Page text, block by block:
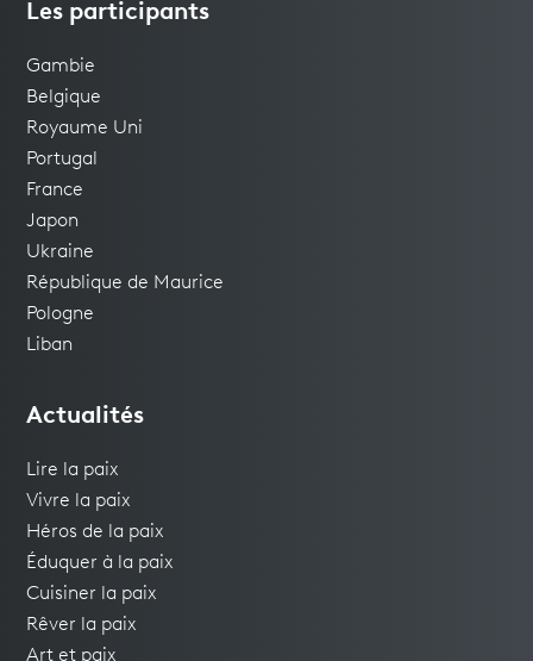
Les participants
Gambie
Belgique
Royaume Uni
Portugal
France
Japon
Ukraine
République de Maurice
Pologne
Liban
Actualités
Lire la paix
Vivre la paix
Héros de la paix
Éduquer à la paix
Cuisiner la paix
Rêver la paix
Art et paix